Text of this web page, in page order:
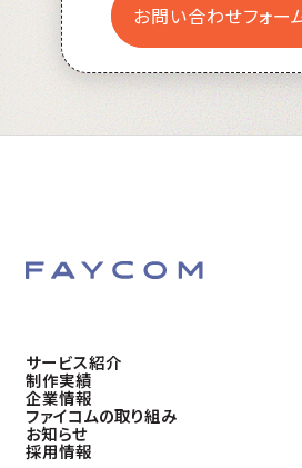
お問い合わせフォー
サービス紹介
制作実績
企業情報
ファイコムの取り組み
お知らせ
採用情報